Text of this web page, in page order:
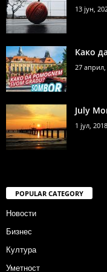
13 јун,
Како
27 април,
July
1 јул, 2018
POPULAR CATEGORY
Новости
Бизнес
Култура
Уметност